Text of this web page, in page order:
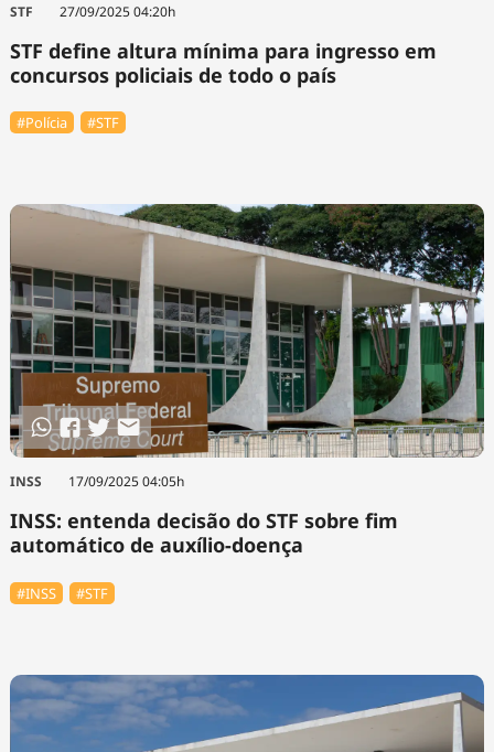
STF 27/09/2025 04:20h
STF define altura mínima para ingresso em
concursos policiais de todo o país
#Polícia #STF
INSS 17/09/2025 04:05h
INSS: entenda decisão do STF sobre fim
automático de auxílio-doença
#INSS #STF